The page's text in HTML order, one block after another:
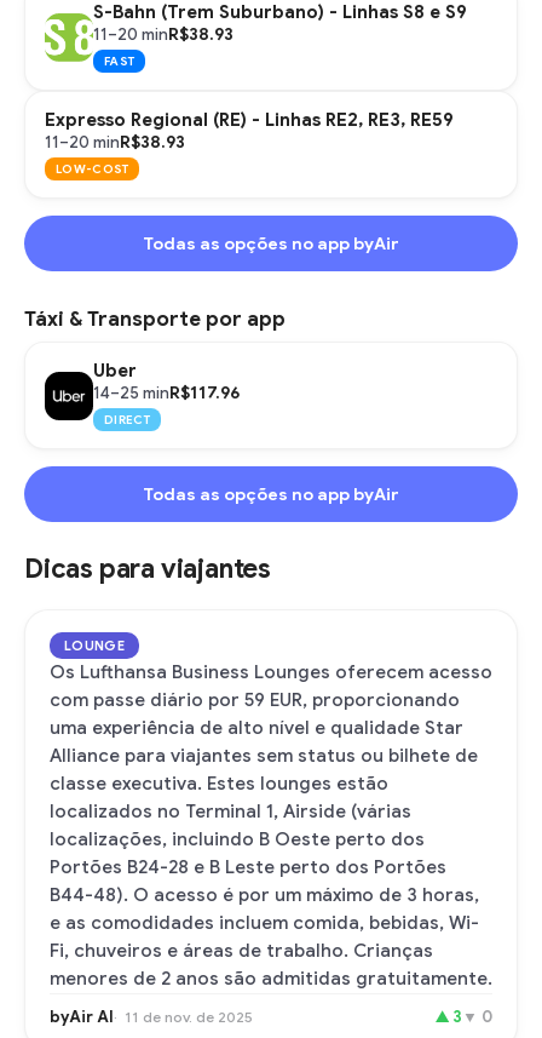
S-Bahn (Trem Suburbano) - Linhas S8 e S9
11–20 minR$38.93
FAST
Expresso Regional (RE) - Linhas RE2, RE3, RE59
11–20 minR$38.93
LOW-COST
Todas as opções no app byAir
Táxi & Transporte por app
Uber
14–25 minR$117.96
DIRECT
Todas as opções no app byAir
Dicas para viajantes
LOUNGE
Os Lufthansa Business Lounges oferecem acesso
com passe diário por 59 EUR, proporcionando
uma experiência de alto nível e qualidade Star
Alliance para viajantes sem status ou bilhete de
classe executiva. Estes lounges estão
localizados no Terminal 1, Airside (várias
localizações, incluindo B Oeste perto dos
Portões B24-28 e B Leste perto dos Portões
B44-48). O acesso é por um máximo de 3 horas,
e as comodidades incluem comida, bebidas, Wi-
Fi, chuveiros e áreas de trabalho. Crianças
menores de 2 anos são admitidas gratuitamente.
byAir AI 11 de nov. de 2025 ▲ 3 ▼ 0